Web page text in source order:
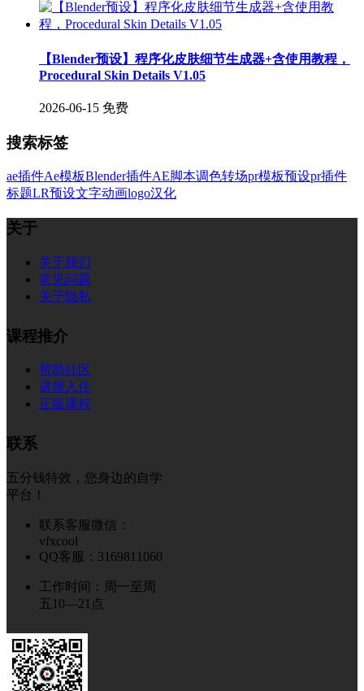
【Blender预设】程序化皮肤细节生成器+含使用教程，
Procedural Skin Details V1.05
2026-06-15 免费
搜索标签
ae插件Ae模板Blender插件AE脚本调色转场pr模板预设pr插件
标题LR预设文字动画logo汉化
关于
关于我们
常见问题
关于隐私
课程推介
帮助社区
讲师入住
正版课程
联系
五分钱特效，您身边的自学
平台！
联系客服微信：
vfxcool
QQ客服：3169811060
工作时间：周一至周
五10—21点